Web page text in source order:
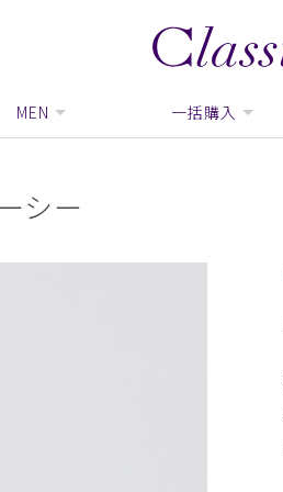
MEN 一括購入
シー